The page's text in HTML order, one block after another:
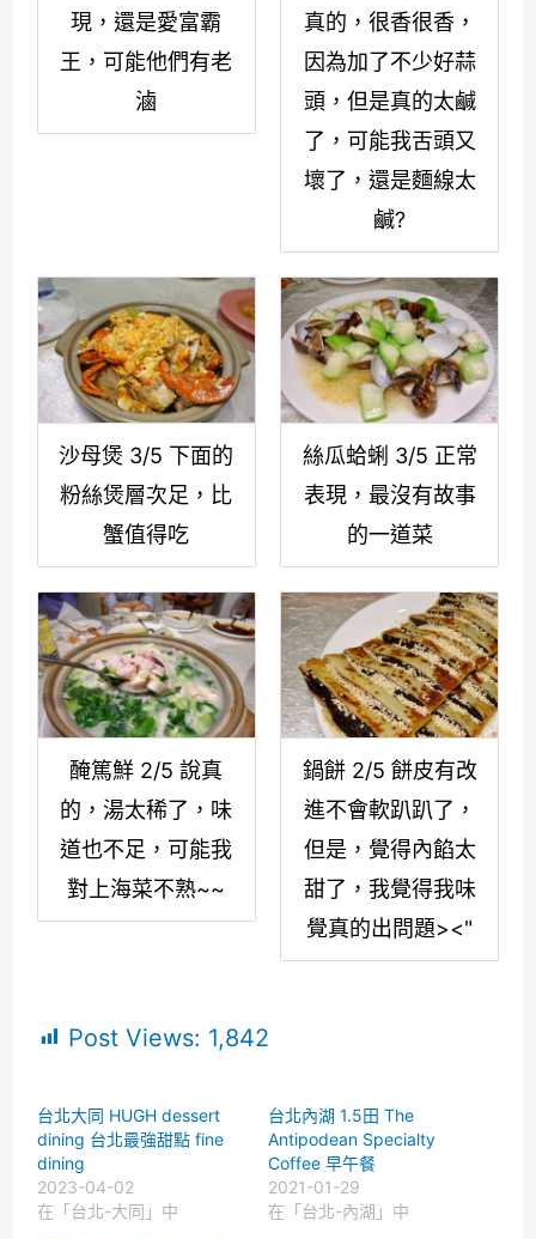
現，還是愛富霸
王，可能他們有老
滷
真的，很香很香，
因為加了不少好蒜
頭，但是真的太鹹
了，可能我舌頭又
壞了，還是麵線太
鹹?
沙母煲 3/5 下面的
粉絲煲層次足，比
蟹值得吃
絲瓜蛤蜊 3/5 正常
表現，最沒有故事
的一道菜
醃篤鮮 2/5 說真
的，湯太稀了，味
道也不足，可能我
對上海菜不熟~~
鍋餅 2/5 餅皮有改
進不會軟趴趴了，
但是，覺得內餡太
甜了，我覺得我味
覺真的出問題><"
Post Views: 1,842
台北大同 HUGH dessert
dining 台北最強甜點 fine
dining
2023-04-02
在「台北-大同」中
台北內湖 1.5田 The
Antipodean Specialty
Coffee 早午餐
2021-01-29
在「台北-內湖」中